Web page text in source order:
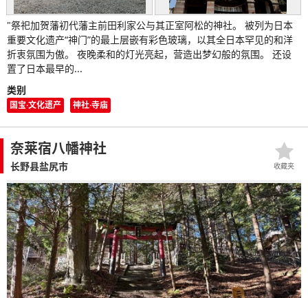
"祭祀加贺藩初代藩主前田利家公与其正室阿松的神社。 被列为日本
重要文化遗产“神门”的最上层嵌有彩色玻璃，以其全日本罕见的和洋
折衷氛围为傲。 夜晚柔和的灯光亮起，营造出梦幻般的氛围。 还设
置了日本最早的...
类别
国宝·文化遗产 神社·寺庙
奈莱宿八幡神社
长野县盐尻市 收藏夹